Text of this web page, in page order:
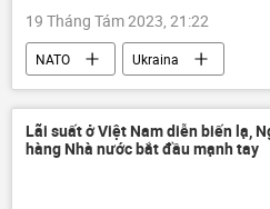
19 Tháng Tám 2023, 21:22
NATO
Ukraina
Cuộc khủng hoảng ở Ukraina
Chiến dịch quân sự đặc biệt tại Ukraina
Ka-52
lực lượng vũ trang
Lãi suất ở Việt Nam diễn biến lạ,
hàng Nhà nước bắt đầu mạnh tay